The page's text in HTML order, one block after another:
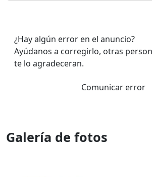
¿Hay algún error en el anuncio?
Ayúdanos a corregirlo, otras
te lo agradeceran.
Comunicar error
Galería de fotos